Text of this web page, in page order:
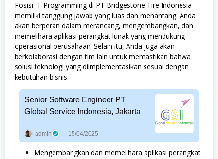
Posisi IT Programming di PT Bridgestone Tire Indonesia
memiliki tanggung jawab yang luas dan menantang. Anda
akan berperan dalam merancang, mengembangkan, dan
memelihara aplikasi perangkat lunak yang mendukung
operasional perusahaan. Selain itu, Anda juga akan
berkolaborasi dengan tim lain untuk memastikan bahwa
solusi teknologi yang diimplementasikan sesuai dengan
kebutuhan bisnis.
Senior Software Engineer PT
Global Service Indonesia, Jakarta
admin 15/04/2025
Mengembangkan dan memelihara aplikasi perangkat